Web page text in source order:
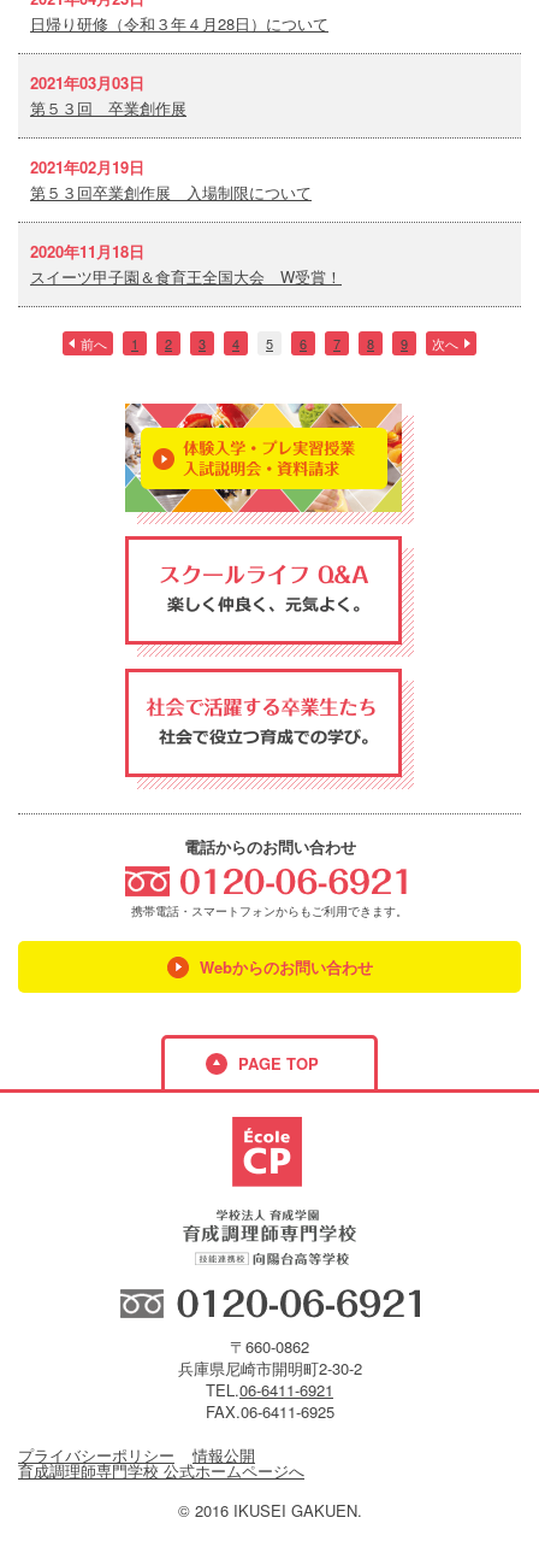
日帰り研修（令和３年４月28日）について
2021年03月03日
第５３回 卒業創作展
2021年02月19日
第５３回卒業創作展 入場制限について
2020年11月18日
スイーツ甲子園＆食育王全国大会 W受賞！
前へ 1 2 3 4 5 6 7 8 9 次へ
電話からのお問い合わせ
携帯電話・スマートフォンからもご利用できます。
Webからのお問い合わせ
PAGE TOP
〒660-0862
兵庫県尼崎市開明町2-30-2
TEL.06-6411-6921
FAX.06-6411-6925
プライバシーポリシー
情報公開
育成調理師専門学校 公式ホームページへ
© 2016 IKUSEI GAKUEN.